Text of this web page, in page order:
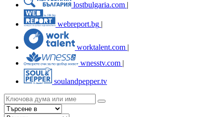
lostbulgaria.com |
webreport.bg
worktalent.com |
wnesstv.com |
soulandpepper.tv